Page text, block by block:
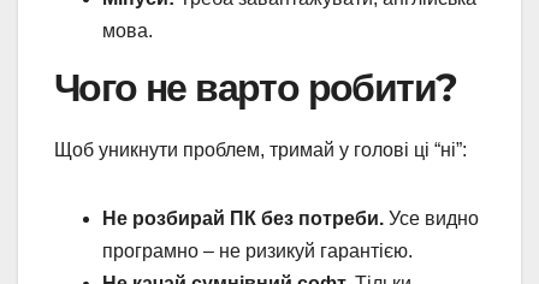
мова.
Чого не варто робити?
Щоб уникнути проблем, тримай у голові ці “ні”:
Не розбирай ПК без потреби. Усе видно
програмно – не ризикуй гарантією.